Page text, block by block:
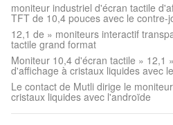
moniteur industriel d'écran tactile
TFT de 10,4 pouces avec le contre-
12,1 de » moniteurs interactif
tactile grand format
Moniteur 10,4 d'écran tactile » 12,1
d'affichage à cristaux liquides avec
Le contact de Mutli dirige le
cristaux liquides avec l'androïde